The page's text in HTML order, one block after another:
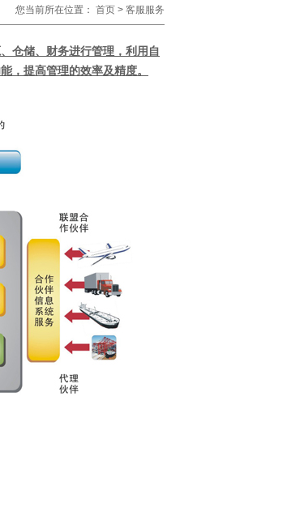
您当前所在位置： 首页 > 客服服务
仓储、财务进行管理，利用自
，提高管理的效率及精度。